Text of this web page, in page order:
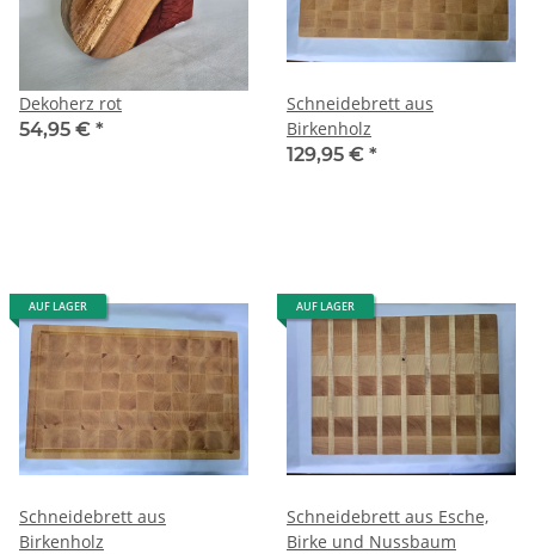
Dekoherz rot
54,95 € *
Schneidebrett aus
Birkenholz
129,95 € *
AUF LAGER
Schneidebrett aus
Birkenholz
AUF LAGER
Schneidebrett aus Esche,
Birke und Nussbaum